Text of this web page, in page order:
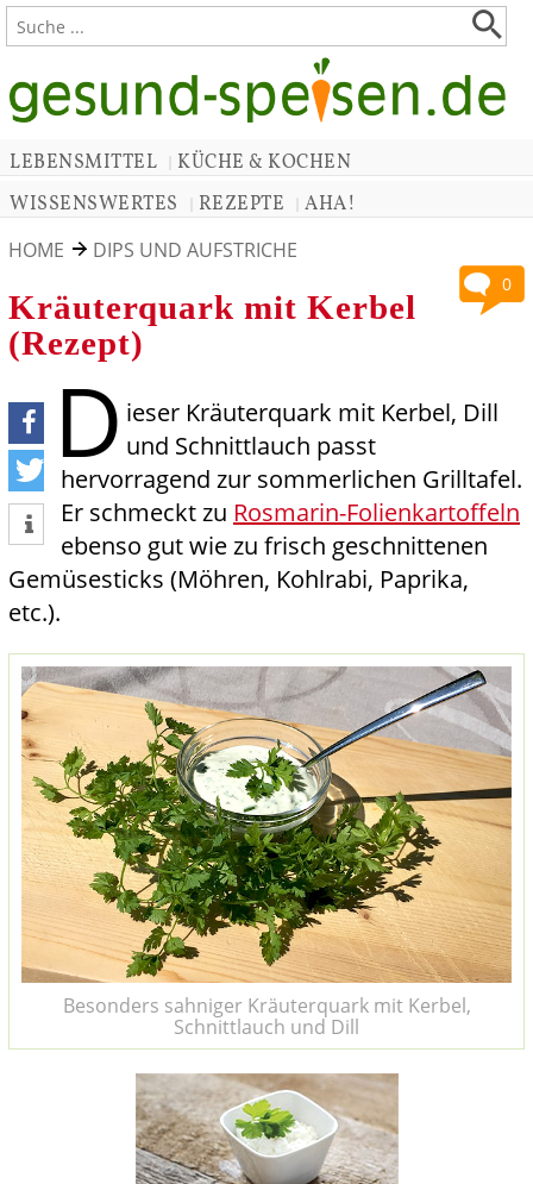
LEBENSMITTEL
KÜCHE & KOCHEN
WISSENSWERTES
REZEPTE
AHA!
HOME
DIPS UND AUFSTRICHE
0
Kräuterquark mit Kerbel
(Rezept)
teilen
tweet
D ieser Kräuterquark mit Kerbel, Dill
und Schnittlauch passt
hervorragend zur sommerlichen Grilltafel.
Er schmeckt zu Rosmarin-Folienkartoffeln
ebenso gut wie zu frisch geschnittenen
Gemüsesticks (Möhren, Kohlrabi, Paprika,
etc.).
Besonders sahniger Kräuterquark mit Kerbel,
Schnittlauch und Dill